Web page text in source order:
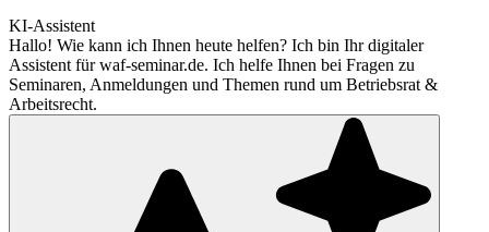
KI-Assistent
Hallo! Wie kann ich Ihnen heute helfen? Ich bin Ihr digitaler
Assistent für waf-seminar.de. Ich helfe Ihnen bei Fragen zu
Seminaren, Anmeldungen und Themen rund um Betriebsrat &
Arbeitsrecht.